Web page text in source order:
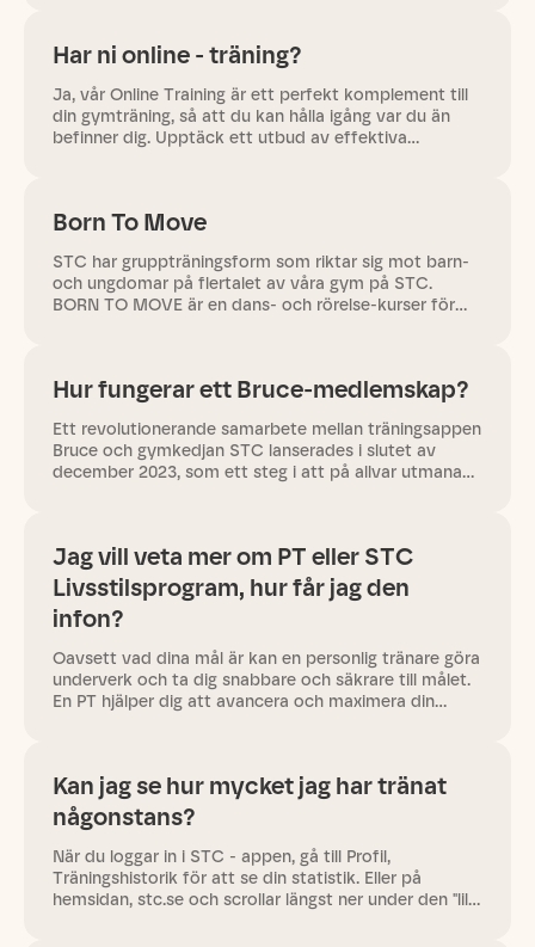
Har ni online - träning?
Ja, vår Online Training är ett perfekt komplement till
din gymträning, så att du kan hålla igång var du än
befinner dig. Upptäck ett utbud av effektiva
Born To Move
STC har gruppträningsform som riktar sig mot barn-
och ungdomar på flertalet av våra gym på STC.
BORN TO MOVE är en dans- och rörelse-kurser för
Hur fungerar ett Bruce-medlemskap?
Ett revolutionerande samarbete mellan träningsappen
Bruce och gymkedjan STC lanserades i slutet av
december 2023, som ett steg i att på allvar utmana
Jag vill veta mer om PT eller STC
Livsstilsprogram, hur får jag den
infon?
Oavsett vad dina mål är kan en personlig tränare göra
underverk och ta dig snabbare och säkrare till målet.
En PT hjälper dig att avancera och maximera din
Kan jag se hur mycket jag har tränat
någonstans?
När du loggar in i STC - appen, gå till Profil,
Träningshistorik för att se din statistik. Eller på
hemsidan, stc.se och scrollar längst ner under den "lilla